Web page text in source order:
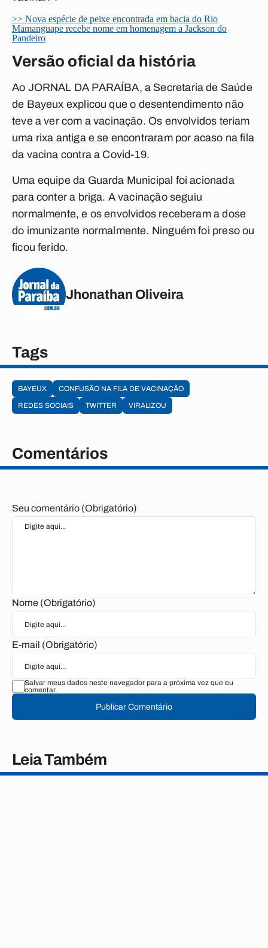
>> Nova espécie de peixe encontrada em bacia do Rio
Mamanguape recebe nome em homenagem a Jackson do
Pandeiro
Versão oficial da história
Ao JORNAL DA PARAÍBA, a Secretaria de Saúde
de Bayeux explicou que o desentendimento não
teve a ver com a vacinação. Os envolvidos teriam
uma rixa antiga e se encontraram por acaso na fila
da vacina contra a Covid-19.
Uma equipe da Guarda Municipal foi acionada
para conter a briga. A vacinação seguiu
normalmente, e os envolvidos receberam a dose
do imunizante normalmente. Ninguém foi preso ou
ficou ferido.
Jhonathan Oliveira
Tags
BAYEUX
CONFUSÃO NA FILA DE VACINAÇÃO
REDES SOCIAIS
TWITTER VIRALIZOU
Comentários
Seu comentário (Obrigatório)
Nome (Obrigatório)
E-mail (Obrigatório)
Salvar meus dados neste navegador para a próxima vez que eu
comentar.
Publicar Comentário
Leia Também